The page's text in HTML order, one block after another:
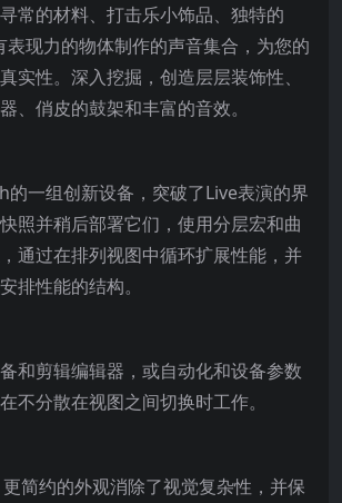
常的材料、打击乐小饰品、独特的
表现力的物体制作的声音集合，为您的
实性。深入挖掘，创造层层装饰性、
、俏皮的鼓架和丰富的音效。
一组创新设备，突破了Live表演的界
照并稍后部署它们，使用分层宏和曲
通过在排列视图中循环扩展性能，并
排性能的结构。
和剪辑编辑器，或自动化和设备参数
分散在视图之间切换时工作。
简约的外观消除了视觉复杂性，并保